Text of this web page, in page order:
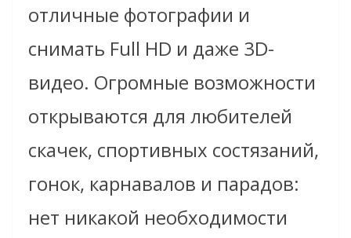
отличные фотографии и
снимать Full HD и даже 3D-
видео. Огромные возможности
открываются для любителей
скачек, спортивных состязаний,
гонок, карнавалов и парадов:
нет никакой необходимости